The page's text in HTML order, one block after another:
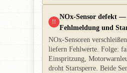
!!
NOx-Sensor defekt
Fehlmeldung und
NOx-Sensoren
liefern Fehlwerte. Folge:
Einspritzung,
droht Startsperre. Beide